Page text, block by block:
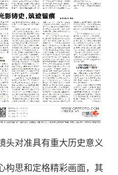
头对准具有重大历史意义
构思和定格精彩画面，其